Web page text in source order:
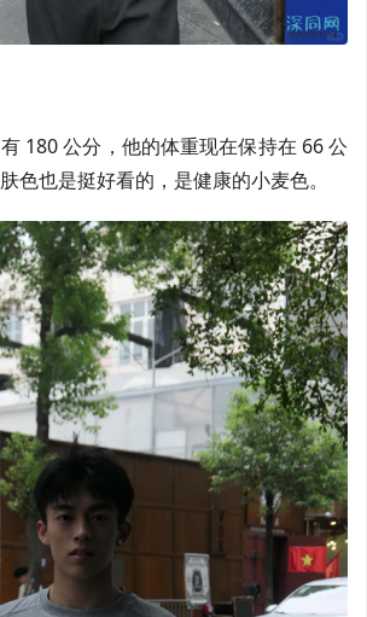
180 公分，他的体重现在保持在 66 公
色也是挺好看的，是健康的小麦色。